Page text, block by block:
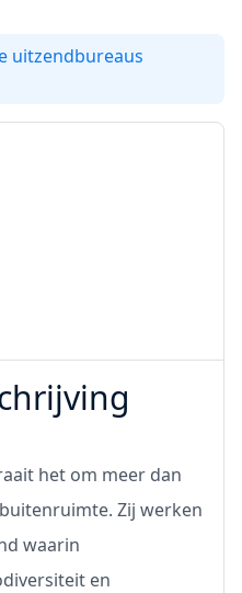
uitzendbureaus
het om meer dan
Zij werken
waarin
en